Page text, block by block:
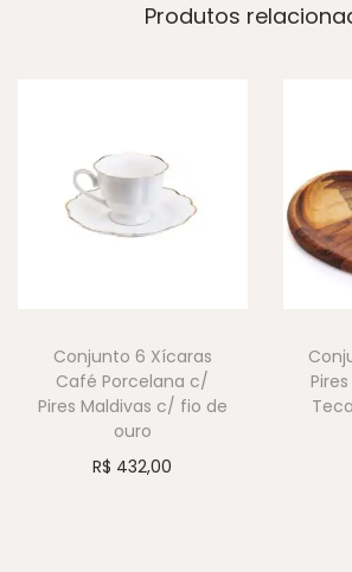
Produtos
Conjunto 6 Xícaras
Café Porcelana c/
Pires Maldivas c/ fio de
ouro
R$ 432,00